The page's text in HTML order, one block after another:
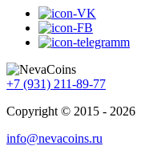
+7 (931) 211-89-77
Copyright © 2015 - 2026
info@nevacoins.ru